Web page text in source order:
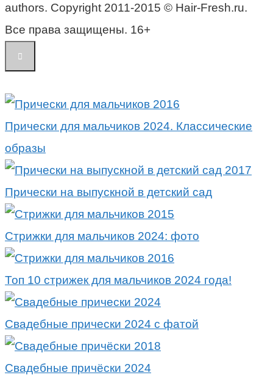
authors. Copyright 2011-2015 © Hair-Fresh.ru.
Все права защищены. 16+
Прически для мальчиков 2024. Классические
образы
Прически на выпускной в детский сад
Стрижки для мальчиков 2024: фото
Топ 10 стрижек для мальчиков 2024 года!
Свадебные прически 2024 с фатой
Свадебные причёски 2024